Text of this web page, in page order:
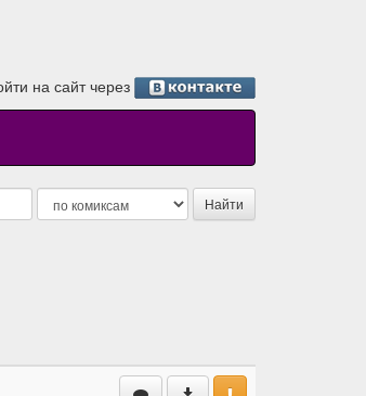
на сайт через